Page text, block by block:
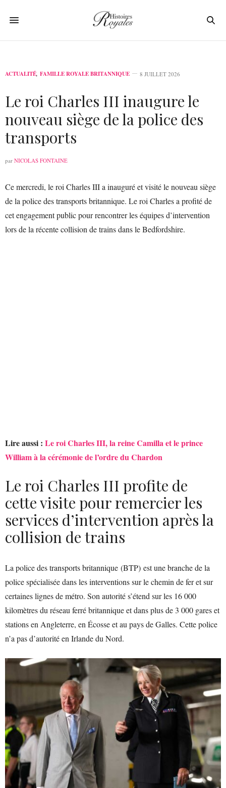
ACTUALITÉ, FAMILLE ROYALE BRITANNIQUE 8 JUILLET 2026
Le roi Charles III inaugure le
nouveau siège de la police des
transports
par NICOLAS FONTAINE
Ce mercredi, le roi Charles III a inauguré et visité le nouveau siège
de la police des transports britannique. Le roi Charles a profité de
cet engagement public pour rencontrer les équipes d’intervention
lors de la récente collision de trains dans le Bedfordshire.
Lire aussi : Le roi Charles III, la reine Camilla et le prince
William à la cérémonie de l’ordre du Chardon
Le roi Charles III profite de
cette visite pour remercier les
services d’intervention après la
collision de trains
La police des transports britannique (BTP) est une branche de la
police spécialisée dans les interventions sur le chemin de fer et sur
certaines lignes de métro. Son autorité s’étend sur les 16 000
kilomètres du réseau ferré britannique et dans plus de 3 000 gares et
stations en Angleterre, en Écosse et au pays de Galles. Cette police
n’a pas d’autorité en Irlande du Nord.